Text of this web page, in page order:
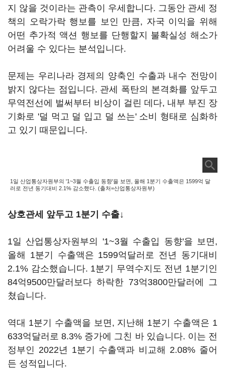
지 않을 것이라는 관측이 우세합니다. 그동안 관세 정
책의 오락가락 행보를 보인 만큼, 자국 이익을 위해
어떤 추가적 액션 행보를 단행할지 불확실성 해소가
어려울 수 있다는 분석입니다.
문제는 우리나라 경제의 양축인 수출과 내수 전망이
밝지 않다는 점입니다. 관세 폭탄의 본격화를 앞두고
무역전선에 벌써부터 비상이 걸린 데다, 내부 부진 장
기화로 '덜 먹고 덜 입고 덜 쓰는' 소비 형태로 심화하
고 있기 때문입니다.
1일 산업통상자원부의 '1~3월 수출입 동향'을 보면, 올해 1분기 수출액은 1599억 달
러로 전년 동기대비 2.1% 감소했다. (출처=산업통상자원부)
상호관세 앞두고 1분기 수출↓
1일 산업통상자원부의 '1~3월 수출입 동향'을 보면,
올해 1분기 수출액은 1599억달러로 전년 동기대비
2.1% 감소했습니다. 1분기 무역수지도 전년 1분기인
84억9500만달러보다 하락한 73억3800만달러에 그
쳤습니다.
역대 1분기 수출액을 보면, 지난해 1분기 수출액은 1
633억달러로 8.3% 증가에 그친 바 있습니다. 이는 전
정부인 2022년 1분기 수출액과 비교해 2.08% 줄어
든 성적입니다.